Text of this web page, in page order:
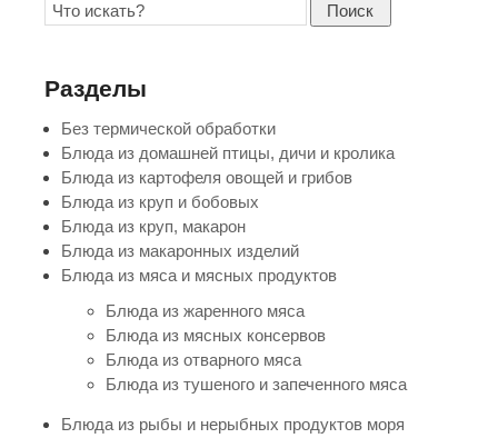
Поиск
Разделы
Без термической обработки
Блюда из домашней птицы, дичи и кролика
Блюда из картофеля овощей и грибов
Блюда из круп и бобовых
Блюда из круп, макарон
Блюда из макаронных изделий
Блюда из мяса и мясных продуктов
Блюда из жаренного мяса
Блюда из мясных консервов
Блюда из отварного мяса
Блюда из тушеного и запеченного мяса
Блюда из рыбы и нерыбных продуктов моря